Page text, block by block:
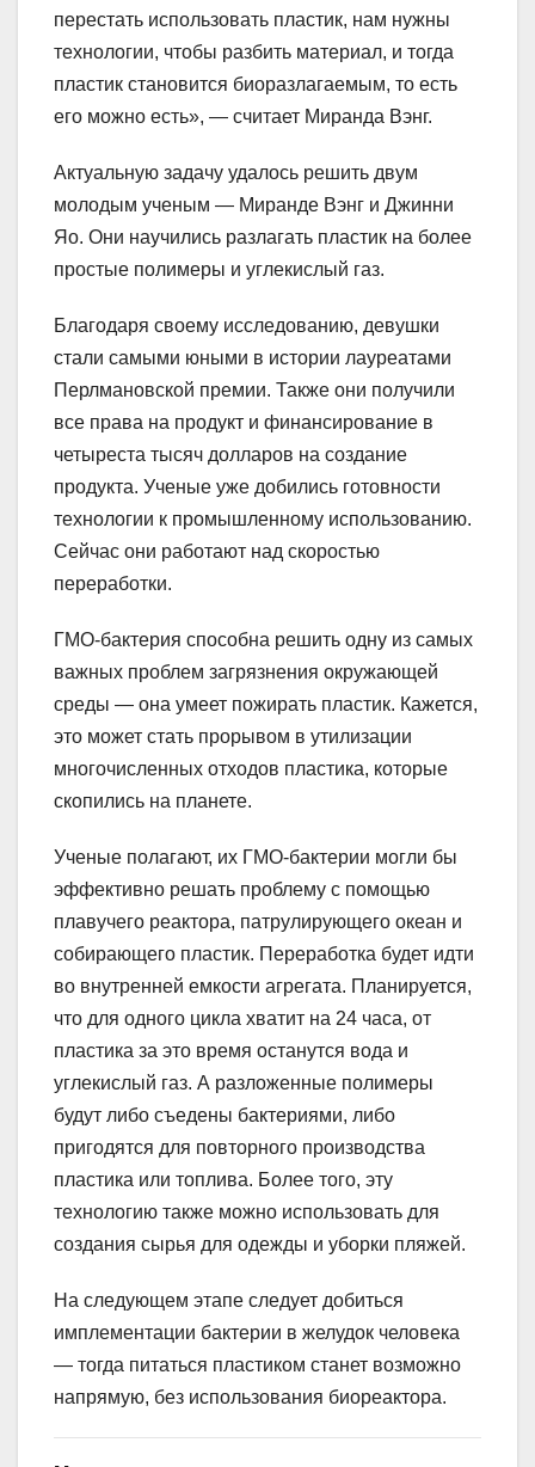
перестать использовать пластик, нам нужны
технологии, чтобы разбить материал, и тогда
пластик становится биоразлагаемым, то есть
его можно есть», — считает Миранда Вэнг.
Актуальную задачу удалось решить двум
молодым ученым — Миранде Вэнг и Джинни
Яо. Они научились разлагать пластик на более
простые полимеры и углекислый газ.
Благодаря своему исследованию, девушки
стали самыми юными в истории лауреатами
Перлмановской премии. Также они получили
все права на продукт и финансирование в
четыреста тысяч долларов на создание
продукта. Ученые уже добились готовности
технологии к промышленному использованию.
Сейчас они работают над скоростью
переработки.
ГМО-бактерия способна решить одну из самых
важных проблем загрязнения окружающей
среды — она умеет пожирать пластик. Кажется,
это может стать прорывом в утилизации
многочисленных отходов пластика, которые
скопились на планете.
Ученые полагают, их ГМО-бактерии могли бы
эффективно решать проблему с помощью
плавучего реактора, патрулирующего океан и
собирающего пластик. Переработка будет идти
во внутренней емкости агрегата. Планируется,
что для одного цикла хватит на 24 часа, от
пластика за это время останутся вода и
углекислый газ. А разложенные полимеры
будут либо съедены бактериями, либо
пригодятся для повторного производства
пластика или топлива. Более того, эту
технологию также можно использовать для
создания сырья для одежды и уборки пляжей.
На следующем этапе следует добиться
имплементации бактерии в желудок человека
— тогда питаться пластиком станет возможно
напрямую, без использования биореактора.